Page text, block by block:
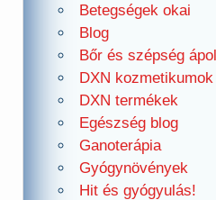
Betegségek okai
Blog
Bőr és szépség
DXN
DXN termékek
Egészség blog
Ganoterápia
Gyógynövények
Hit és gyógyulás!